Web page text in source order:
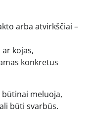
arba atvirkščiai –
kojas,
konkretus
būtinai meluoja,
būti svarbūs.